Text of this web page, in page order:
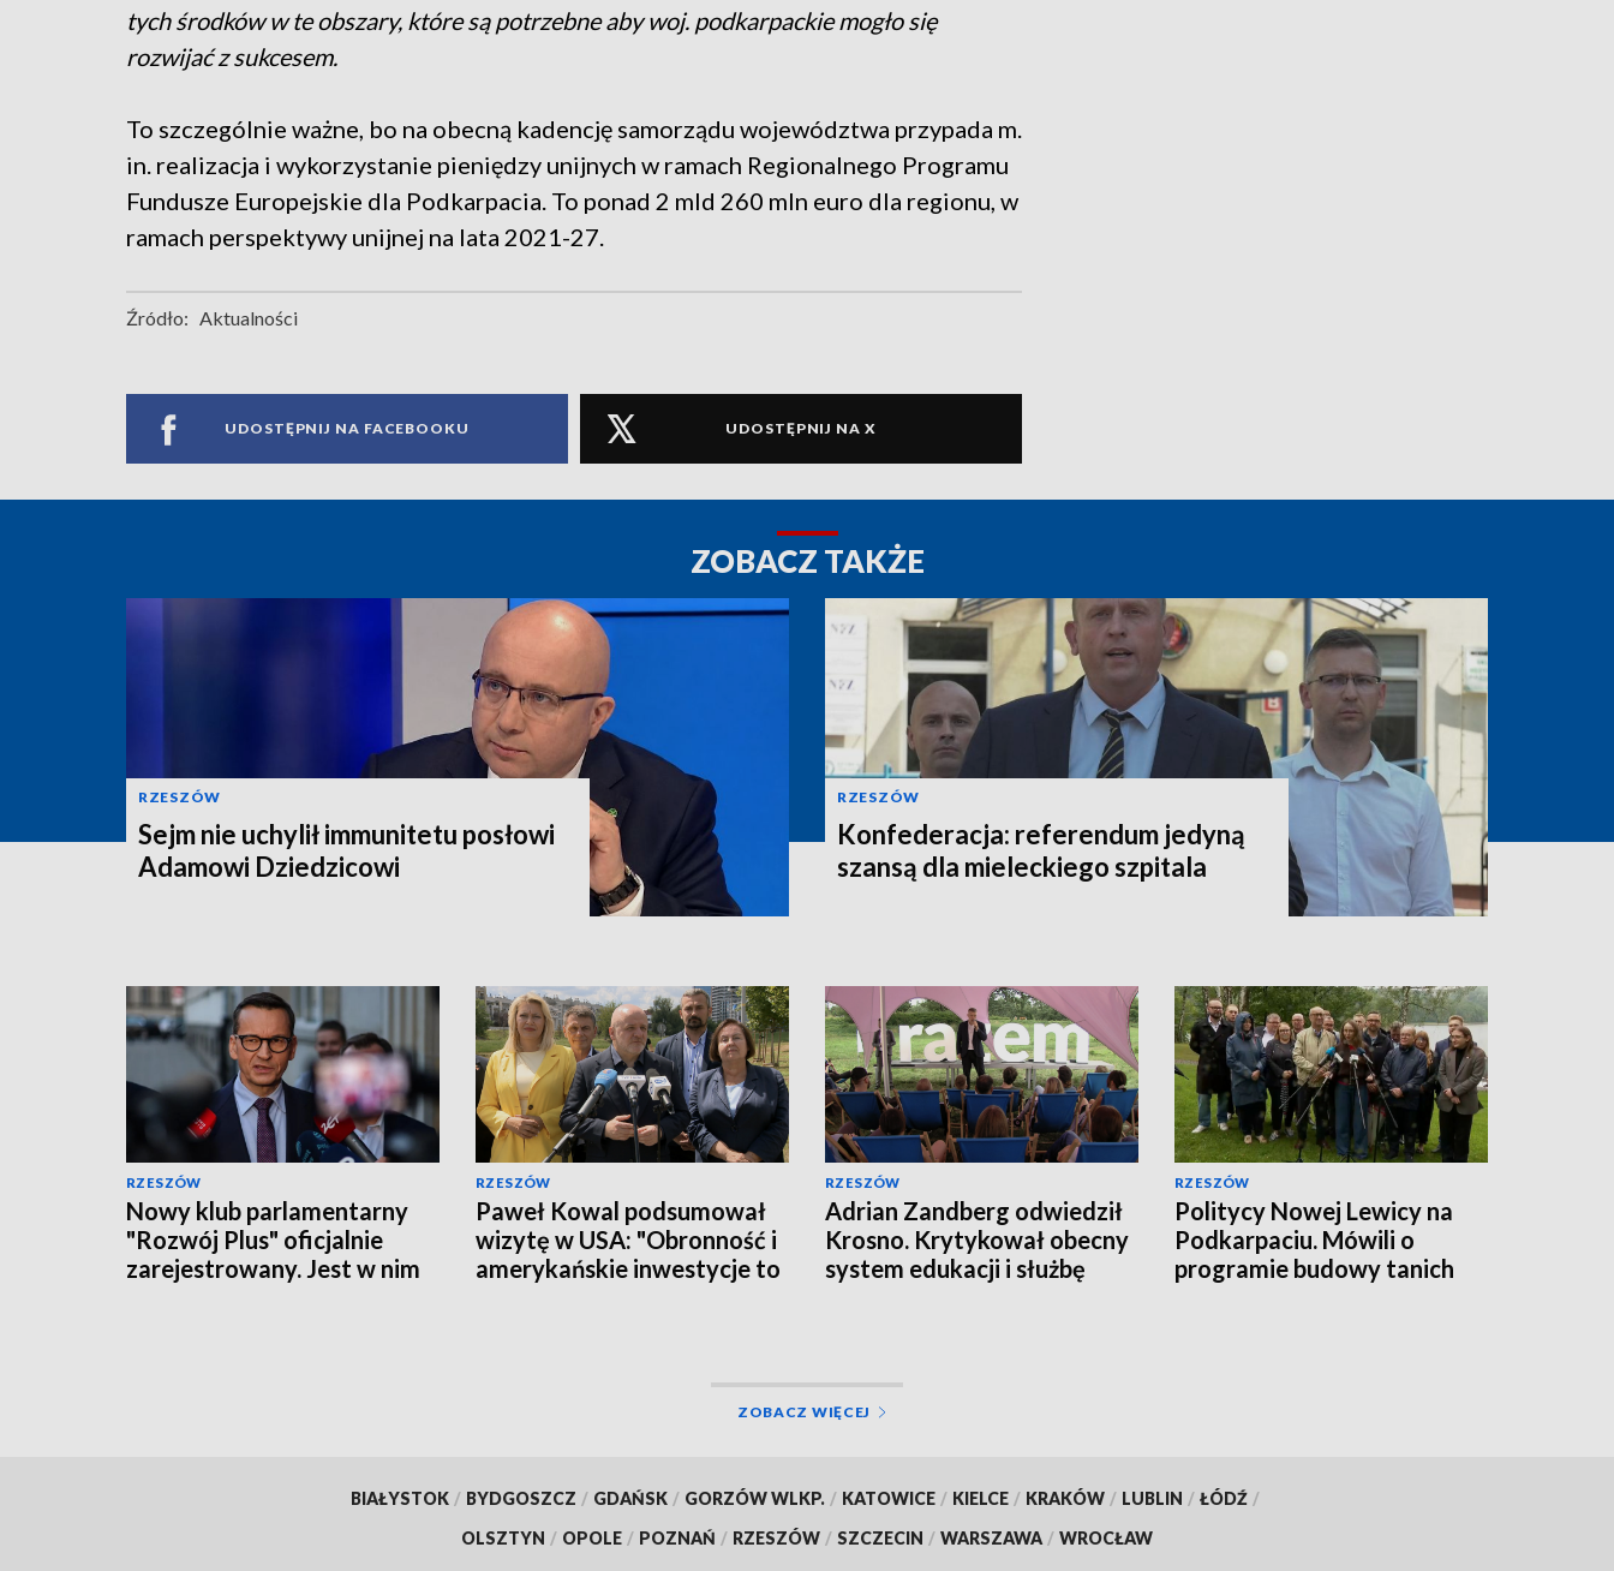
tych środków w te obszary, które są potrzebne aby woj. podkarpackie mogło się
rozwijać z sukcesem.
To szczególnie ważne, bo na obecną kadencję samorządu województwa przypada m.
in. realizacja i wykorzystanie pieniędzy unijnych w ramach Regionalnego Programu
Fundusze Europejskie dla Podkarpacia. To ponad 2 mld 260 mln euro dla regionu, w
ramach perspektywy unijnej na lata 2021-27.
Źródło: Aktualności
UDOSTĘPNIJ NA FACEBOOKU UDOSTĘPNIJ NA X
ZOBACZ TAKŻE
RZESZÓW
Sejm nie uchylił immunitetu posłowi
Adamowi Dziedzicowi
RZESZÓW
Konfederacja: referendum jedyną
szansą dla mieleckiego szpitala
RZESZÓW
Nowy klub parlamentarny
"Rozwój Plus" oficjalnie
zarejestrowany. Jest w nim
RZESZÓW
Paweł Kowal podsumował
wizytę w USA: "Obronność i
amerykańskie inwestycje to
RZESZÓW
Adrian Zandberg odwiedził
Krosno. Krytykował obecny
system edukacji i służbę
RZESZÓW
Politycy Nowej Lewicy na
Podkarpaciu. Mówili o
programie budowy tanich
ZOBACZ WIĘCEJ
BIAŁYSTOK / BYDGOSZCZ / GDAŃSK / GORZÓW WLKP. / KATOWICE / KIELCE / KRAKÓW / LUBLIN / ŁÓDŹ /
OLSZTYN / OPOLE / POZNAŃ / RZESZÓW / SZCZECIN / WARSZAWA / WROCŁAW